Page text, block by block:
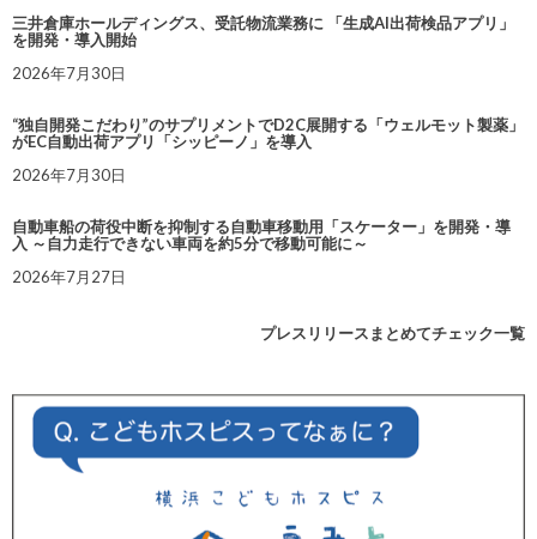
三井倉庫ホールディングス、受託物流業務に 「生成AI出荷検品アプリ」
を開発・導入開始
2026年7月30日
“独自開発こだわり”のサプリメントでD2C展開する「ウェルモット製薬」
がEC自動出荷アプリ「シッピーノ」を導入
2026年7月30日
自動車船の荷役中断を抑制する自動車移動用「スケーター」を開発・導
入 ～自力走行できない車両を約5分で移動可能に～
2026年7月27日
プレスリリースまとめてチェック一覧